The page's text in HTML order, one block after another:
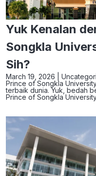
Yuk Kenalan
Songkla
Sih?
March 19, 2026 |
Prince of Songkla
terbaik dunia. Yuk, bedah
Prince of Songkla